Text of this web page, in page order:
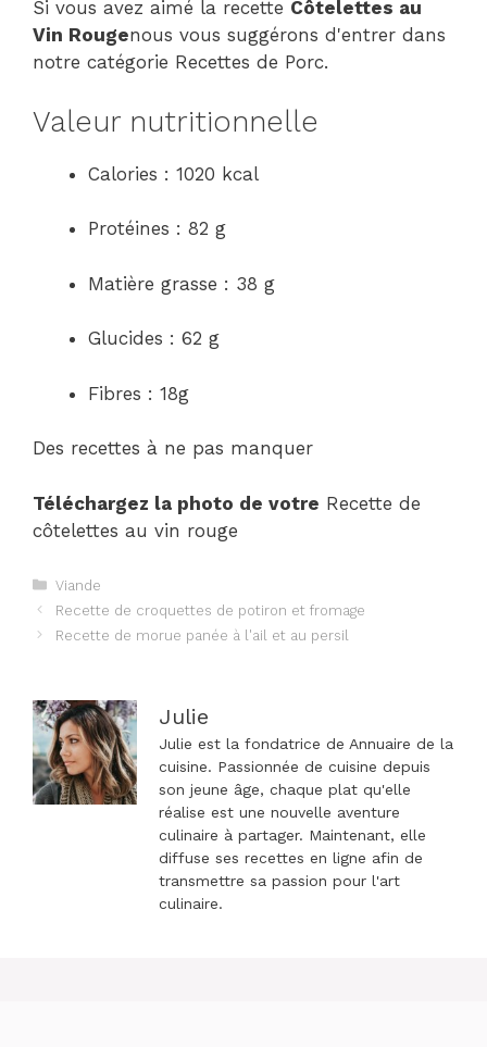
Si vous avez aimé la recette Côtelettes au
Vin Rougenous vous suggérons d'entrer dans
notre catégorie Recettes de Porc.
Valeur nutritionnelle
Calories : 1020 kcal
Protéines : 82 g
Matière grasse : 38 g
Glucides : 62 g
Fibres : 18g
Des recettes à ne pas manquer
Téléchargez la photo de votre Recette de
côtelettes au vin rouge
Catégories
Viande
Navigation
des
Recette de croquettes de potiron et fromage
Recette de morue panée à l'ail et au persil
Julie
Julie est la fondatrice de Annuaire de la
cuisine. Passionnée de cuisine depuis
son jeune âge, chaque plat qu'elle
réalise est une nouvelle aventure
culinaire à partager. Maintenant, elle
diffuse ses recettes en ligne afin de
transmettre sa passion pour l'art
culinaire.